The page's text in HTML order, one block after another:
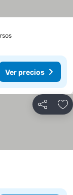
Ver precios
Compartir